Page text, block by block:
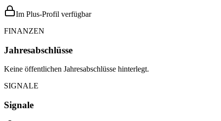
Im Plus-Profil verfügbar
FINANZEN
Jahresabschlüsse
Keine öffentlichen Jahresabschlüsse hinterlegt.
SIGNALE
Signale